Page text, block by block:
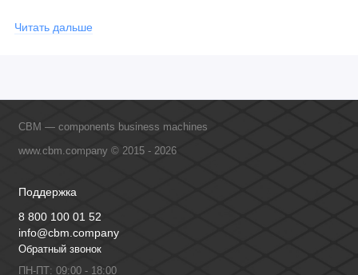
обучение сотрудников, что позволяет исключить ошибки даже
Читать дальше
CBM — components business machines
www.cbm.company © 2015 - 2026
Поддержка
8 800 100 01 52
info@cbm.company
Обратный звонок
ПН-ПТ: 09:00 - 18:00